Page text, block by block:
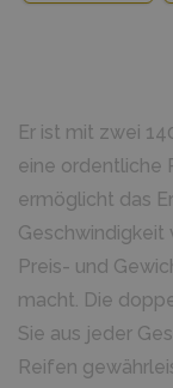
Er ist mit zwei
eine ordentliche
ermöglicht das
Geschwindigkeit
Preis- und
macht. Die
Sie aus jeder
Reifen